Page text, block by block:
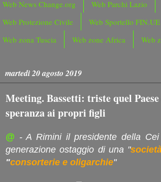
Web News Change.org
Web Parchi Lazio
Web Protezione Civile
Web Sportello FIN.UE
Web zona Tuscia
Web zone Africa Web
martedì 20 agosto 2019
Meeting. Bassetti: triste quel
speranza ai propri figli
@ - A Rimini il presidente della
generazione ostaggio di una "
"consorterie e oligarchie"